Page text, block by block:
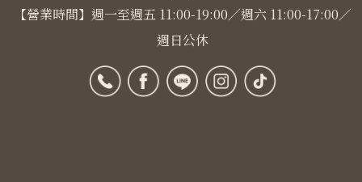
【營業時間】週一至週五 11:00-19:00／週六 11:00-17:00／
週日公休